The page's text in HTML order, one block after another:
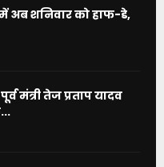
अब शनिवार को हाफ-डे,
मंत्री तेज प्रताप यादव